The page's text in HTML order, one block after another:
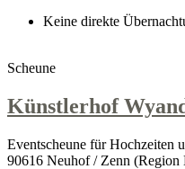
Keine direkte
Scheune
Künstlerhof
Eventscheune für Hochzeiten
90616 Neuhof / Zenn (Region